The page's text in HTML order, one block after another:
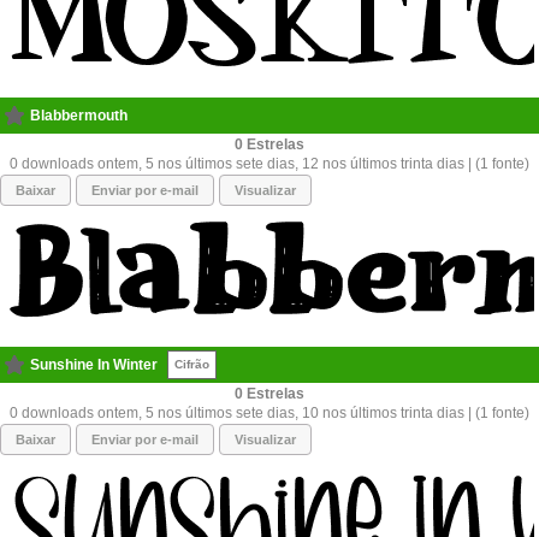
Blabbermouth
0
0 downloads ontem, 5 nos últimos sete dias, 12 nos últimos trinta dias | (1 fonte)
Baixar Enviar por e-mail Visualizar
Sunshine In Winter Cifrão
0
0 downloads ontem, 5 nos últimos sete dias, 10 nos últimos trinta dias | (1 fonte)
Baixar Enviar por e-mail Visualizar